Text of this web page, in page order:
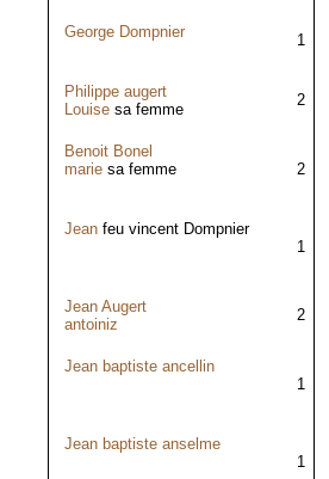
George Dompnier 1
Philippe augert
Louise sa femme
2
Benoit Bonel
marie sa femme 2
Jean feu vincent Dompnier
1
Jean Augert
antoiniz
2
Jean baptiste ancellin
1
Jean baptiste anselme
1